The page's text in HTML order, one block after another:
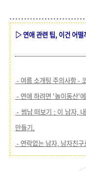
▷ 연애 관련 팁, 이건 어떨
- 여름 소개팅 주의사항 -
- 연애 하려면 '놀이동산'
- 썸남 떠보기 : 이 남자,
만들기.
- 연락없는 남자, 남자친